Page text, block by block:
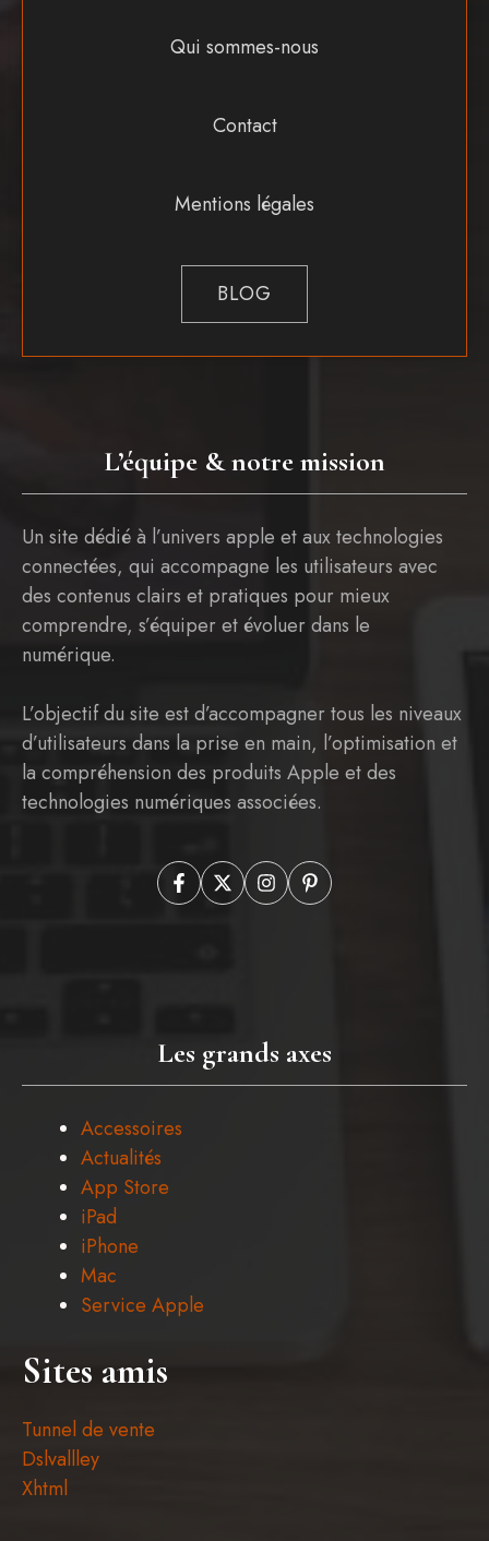
L’équipe & notre mission
Un site dédié à l’univers apple et aux technologies
connectées, qui accompagne les utilisateurs avec
des contenus clairs et pratiques pour mieux
comprendre, s’équiper et évoluer dans le
numérique.
L’objectif du site est d’accompagner tous les niveaux
d’utilisateurs dans la prise en main, l’optimisation et
la compréhension des produits Apple et des
technologies numériques associées.
Qui sommes-nous
Contact
Mentions légales
BLOG
Les grands axes
Accessoires
Actualités
App Store
iPad
iPhone
Mac
Service Apple
Sites amis
Tunnel de vente
Dslvallley
Xhtml